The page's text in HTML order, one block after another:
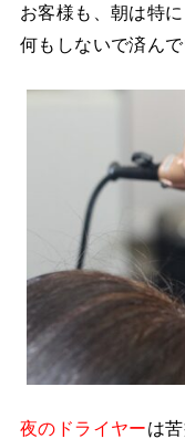
お客様も、朝は特に
何もしないで済ん
夜のドライヤーは